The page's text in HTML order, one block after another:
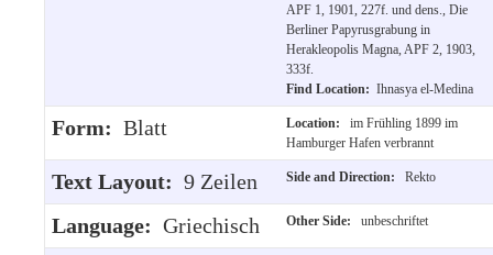
APF 1, 1901, 227f. und dens., Die
Berliner Papyrusgrabung in
Herakleopolis Magna, APF 2, 1903,
333f.
Find Location: Ihnasya el-Medina
Form: Blatt Location:
im Frühling 1899 im
Hamburger Hafen verbrannt
Text Layout: 9 Zeilen Side and Direction: Rekto
Language: Griechisch Other Side: unbeschriftet